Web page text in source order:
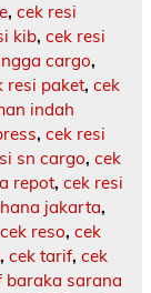
, cek resi
kib, cek resi
cargo,
resi paket, cek
indah
, cek resi
sn cargo, cek
repot, cek resi
jakarta,
cek reso, cek
, cek tarif, cek
baraka sarana